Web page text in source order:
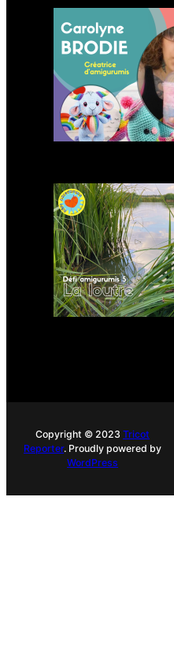
à
Copyright © 2023Tricot
Reporter. Proudly powered by
WordPress